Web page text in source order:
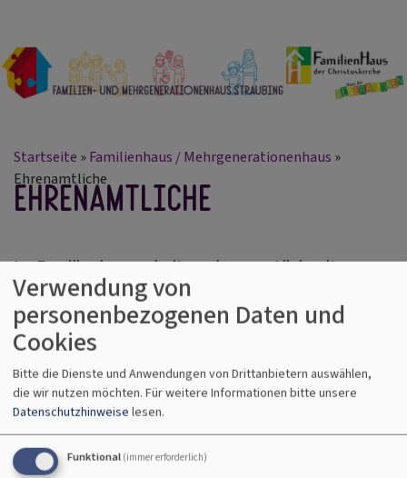
Startseite
Familienhaus / Mehrgenerationenhaus
Ehrenamtliche
Ehrenamtliche
Im Familienhaus arbeiten ehrenamtlich mit:
Verwendung von
personenbezogenen Daten und
Cookies
Bitte die Dienste und Anwendungen von Drittanbietern auswählen,
die wir nutzen möchten. Für weitere Informationen bitte unsere
Datenschutzhinweise lesen.
Funktional (immer erforderlich)